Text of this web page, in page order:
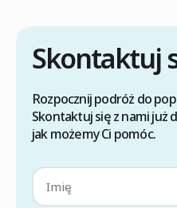
Skontaktuj
Rozpocznij podróż do
Skontaktuj się z nami już
jak możemy Ci pomóc.